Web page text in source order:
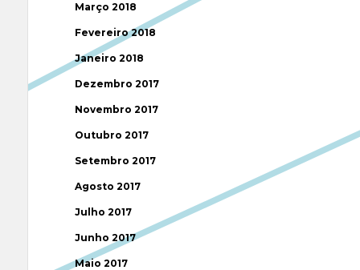
Março 2018
Fevereiro 2018
Janeiro 2018
Dezembro 2017
Novembro 2017
Outubro 2017
Setembro 2017
Agosto 2017
Julho 2017
Junho 2017
Maio 2017